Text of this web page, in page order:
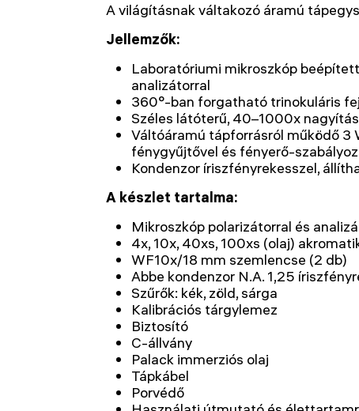
A világításnak váltakozó áramú
Jellemzők:
Laboratóriumi mikroszkóp
analizátorral
360°-ban forgatható trinokuláris
Széles látóterű, 40–1000x
Váltóáramú tápforrásról működő 3
fénygyűjtővel és fényerő-
Kondenzor íriszfényrekesszel,
A készlet tartalma:
Mikroszkóp polarizátorral és
4x, 10x, 40xs, 100xs (olaj)
WF10x/18 mm szemlencse (2 db)
Abbe kondenzor N.A. 1,25
Szűrők: kék, zöld, sárga
Kalibrációs tárgylemez
Biztosító
C-állvány
Palack immerziós olaj
Tápkábel
Porvédő